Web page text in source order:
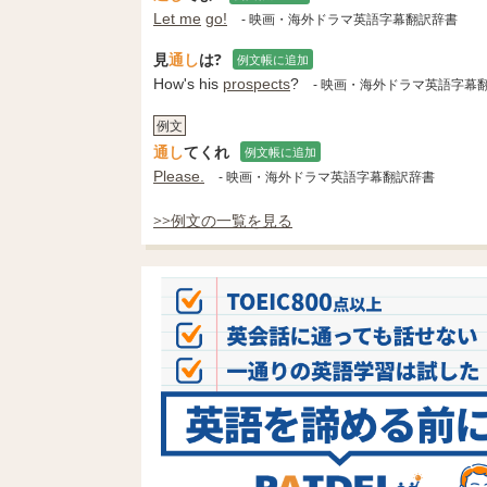
Let me go! - 映画・海外ドラマ英語字幕翻訳辞書
見通しは? 例文帳に追加
How's his prospects? - 映画・海外ドラマ英語字幕
例文
通してくれ 例文帳に追加
Please. - 映画・海外ドラマ英語字幕翻訳辞書
>>例文の一覧を見る